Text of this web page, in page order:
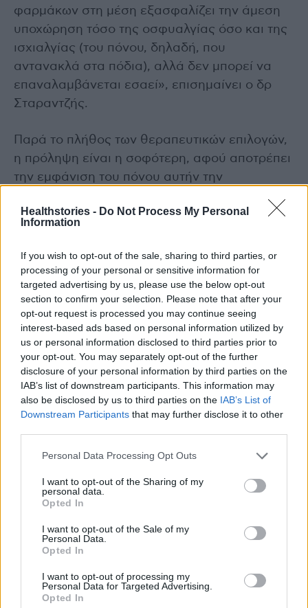
Healthstories - Do Not Process My Personal
Information
If you wish to opt-out of the sale, sharing to third parties, or
processing of your personal or sensitive information for
targeted advertising by us, please use the below opt-out
section to confirm your selection. Please note that after your
opt-out request is processed you may continue seeing
interest-based ads based on personal information utilized by
us or personal information disclosed to third parties prior to
your opt-out. You may separately opt-out of the further
disclosure of your personal information by third parties on the
IAB’s list of downstream participants. This information may
also be disclosed by us to third parties on the IAB’s List of
Downstream Participants that may further disclose it to other
Personal Data Processing Opt Outs
I want to opt-out of the Sharing of my
personal data.
Opted In
I want to opt-out of the Sale of my
Personal Data.
Opted In
I want to opt-out of processing my
Personal Data for Targeted Advertising.
Opted In
φαρμάκων στη μέση εξασφαλίζει την άμεση
υποχώρηση τόσο της οσφυαλγίας όσο και της
ισχιαλγίας (του πόνου, δηλαδή, που
αντανακλά στα πόδια), αλλά δεν μπορεί να
επαναλαμβάνεται εσαεί», επισημαίνει ο δρ
Σταραντζής.
Παρά το πλήθος των θεραπευτικών επιλογών,
η πρόληψη είναι η σοφότερη, αφού αποτρέπει
την εμφάνιση του πόνου αυτήν την
χρόνου.
Τρόποι αποφυγής
Τι μειώνει τον κίνδυνο τραυματισμού και
πόνου στη μέση;
-Εργονομικές βαλίτσες
Οι αποσκευές με 4 ρόδες και αναδιπλούμενη
λαβή ελαχιστοποιούν την καταπόνηση της
μέσης. Για την άρση τους, επιβάλλεται να
βρίσκονται κοντά στο σώμα με τα γόνατα σε
κάμψη.
Η ίσια η πλάτη με τους ώμους πίσω και τα
πόδια σε ορθή γωνία με την πλάτη, η χρήση
μαξιλαριού μέσης κατά τα πολύωρα ταξίδια
και ο ύπνος σε ποιοτικό στρώμα μειώνει τον
-Δραστηριότητα, διαλείμματα, προθέρμανση